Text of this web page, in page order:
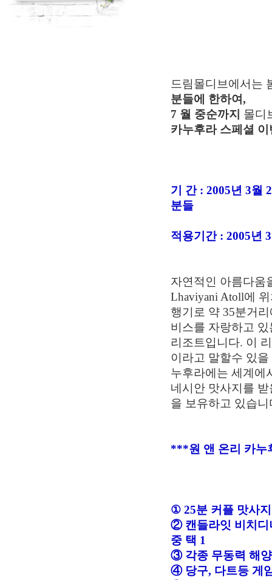
드림몰디브에서는
분들에 한하여,
7 월 중순까지 몰디
카누후라 스페셜 이
기 간 : 2005년 3월
분들
적용기간 : 2005년
자연적인 아름다움
Lhaviyani Atoll에
행기로 약 35분거
비스를 자랑하고
리조트입니다. 이
이라고 말할수 있
누후라에는 세계에
네시안 맛사지를
을 보유하고 있습니
***원 앤 온리 카누
① 25분 커플 맛사
② 캔들라잇 비치디
중 택 1
③ 각종 무동력 해
④ 당구, 다트등 게